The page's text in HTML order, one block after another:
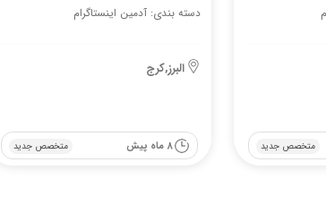
متخصص جدید
دسته بندی: آدمین اینستاگرام
البرز,کرج
متخصص جدید 8 ماه پیش